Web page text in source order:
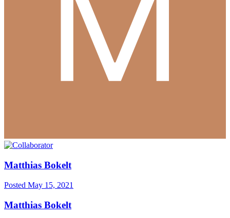
Matthias Bokelt
Posted May 15, 2021
Matthias Bokelt